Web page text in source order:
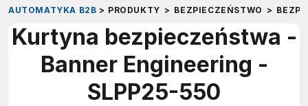
AUTOMATYKA B2B > PRODUKTY > BEZPIECZEŃSTWO >
Kurtyna bezpieczeństwa -
Banner Engineering -
SLPP25-550